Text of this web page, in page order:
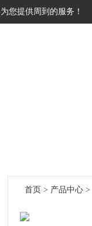
您提供周到的服务！
首页 > 产品中心 >